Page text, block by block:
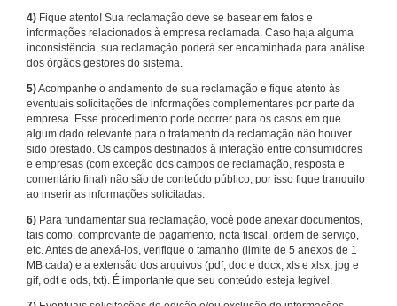
4) Fique atento! Sua reclamação deve se basear em fatos e
informações relacionados à empresa reclamada. Caso haja alguma
inconsistência, sua reclamação poderá ser encaminhada para análise
dos órgãos gestores do sistema.
5)Acompanhe o andamento de sua reclamação e fique atento às
eventuais solicitações de informações complementares por parte da
empresa. Esse procedimento pode ocorrer para os casos em que
algum dado relevante para o tratamento da reclamação não houver
sido prestado. Os campos destinados à interação entre consumidores
e empresas (com exceção dos campos de reclamação, resposta e
comentário final) não são de conteúdo público, por isso fique tranquilo
ao inserir as informações solicitadas.
6) Para fundamentar sua reclamação, você pode anexar documentos,
tais como, comprovante de pagamento, nota fiscal, ordem de serviço,
etc. Antes de anexá-los, verifique o tamanho (limite de 5 anexos de 1
MB cada) e a extensão dos arquivos (pdf, doc e docx, xls e xlsx, jpg e
gif, odt e ods, txt). É importante que seu conteúdo esteja legível.